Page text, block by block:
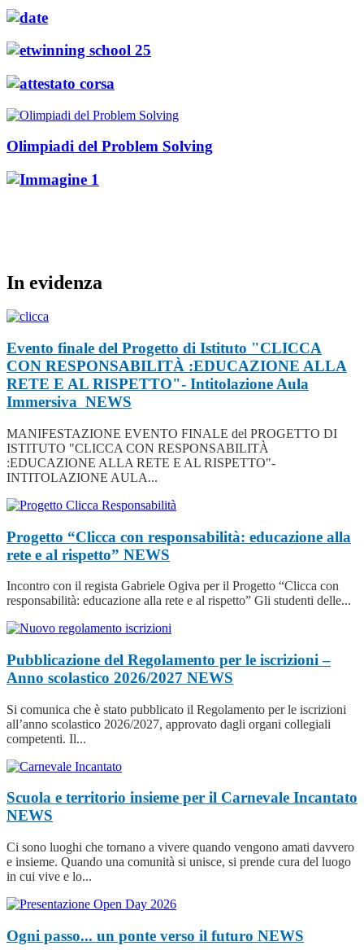
Olimpiadi del Problem Solving
In evidenza
Evento finale del Progetto di Istituto "CLICCA
CON RESPONSABILITÀ :EDUCAZIONE ALLA
RETE E AL RISPETTO"- Intitolazione Aula
Immersiva NEWS
MANIFESTAZIONE EVENTO FINALE del PROGETTO DI
ISTITUTO "CLICCA CON RESPONSABILITÀ
:EDUCAZIONE ALLA RETE E AL RISPETTO"-
INTITOLAZIONE AULA...
Progetto “Clicca con responsabilità: educazione alla
rete e al rispetto” NEWS
Incontro con il regista Gabriele Ogiva per il Progetto “Clicca con
responsabilità: educazione alla rete e al rispetto” Gli studenti delle...
Pubblicazione del Regolamento per le iscrizioni –
Anno scolastico 2026/2027 NEWS
Si comunica che è stato pubblicato il Regolamento per le iscrizioni
all’anno scolastico 2026/2027, approvato dagli organi collegiali
competenti. Il...
Scuola e territorio insieme per il Carnevale Incantato
NEWS
Ci sono luoghi che tornano a vivere quando vengono amati davvero
e insieme. Quando una comunità si unisce, si prende cura del luogo
in cui vive e lo...
Ogni passo... un ponte verso il futuro NEWS